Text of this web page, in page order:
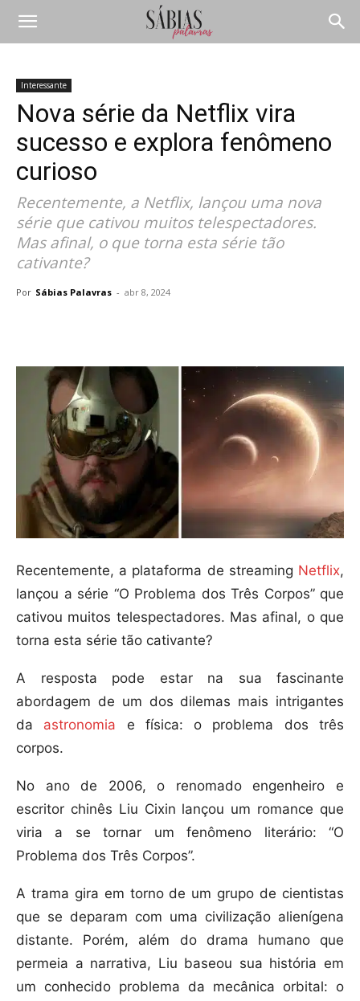
Interessante
Nova série da Netflix vira
sucesso e explora fenômeno
curioso
Recentemente, a Netflix, lançou uma nova
série que cativou muitos telespectadores.
Mas afinal, o que torna esta série tão
cativante?
Por Sábias Palavras - abr 8, 2024
Recentemente, a plataforma de streaming Netflix,
lançou a série “O Problema dos Três Corpos” que
cativou muitos telespectadores. Mas afinal, o que
torna esta série tão cativante?
A resposta pode estar na sua fascinante
abordagem de um dos dilemas mais intrigantes
da astronomia e física: o problema dos três
corpos.
No ano de 2006, o renomado engenheiro e
escritor chinês Liu Cixin lançou um romance que
viria a se tornar um fenômeno literário: “O
Problema dos Três Corpos”.
A trama gira em torno de um grupo de cientistas
que se deparam com uma civilização alienígena
distante. Porém, além do drama humano que
permeia a narrativa, Liu baseou sua história em
um conhecido problema da mecânica orbital: o